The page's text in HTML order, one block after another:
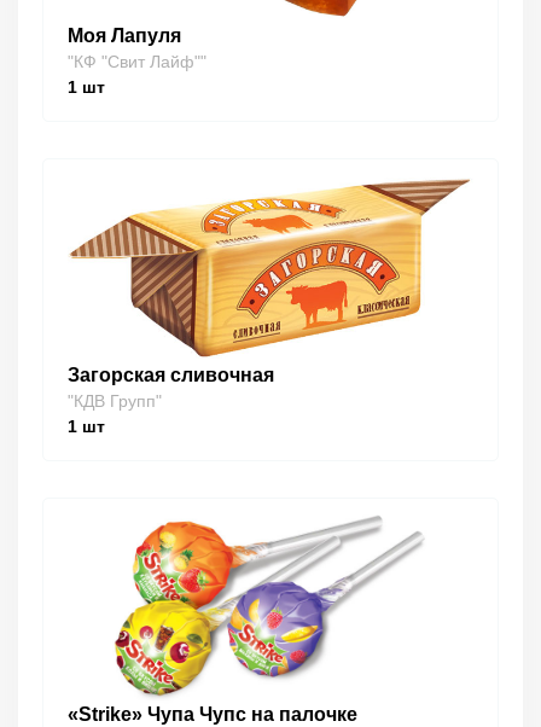
Моя Лапуля
"КФ "Свит Лайф""
1 шт
Загорская сливочная
"КДВ Групп"
1 шт
«Strike» Чупа Чупс на палочке